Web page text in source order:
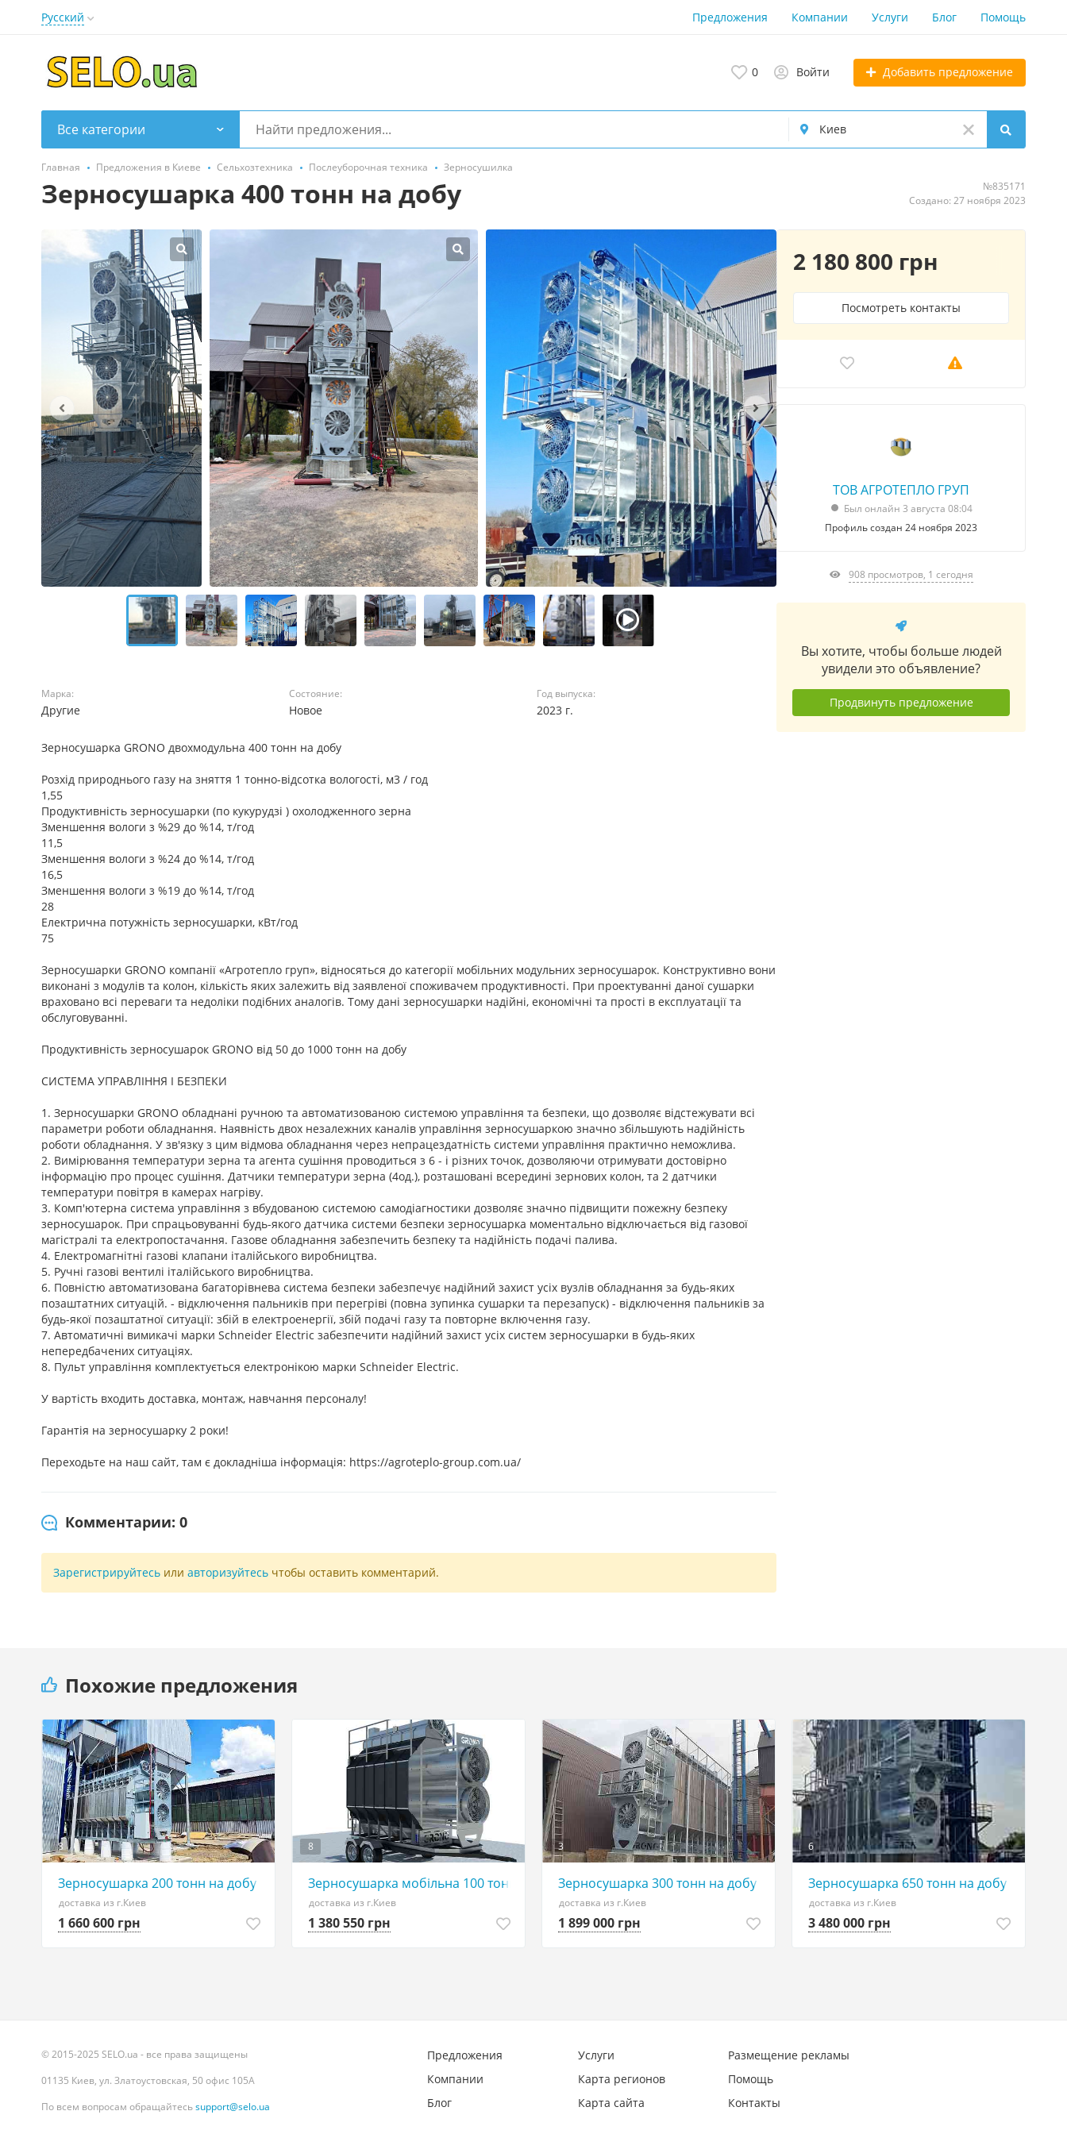
Русский Предложения Компании Услуги Блог Помощь
0 Войти Добавить предложение
Все категории
Главная Предложения в Киеве Сельхозтехника Послеуборочная техника Зерносушилка
Зерносушарка 400 тонн на добу
№835171
Создано: 27 ноября 2023
Марка:
Другие
Состояние:
Новое
Год выпуска:
2023 г.
Зерносушарка GRONO двохмодульна 400 тонн на добу
Розхід природнього газу на зняття 1 тонно-відсотка вологості, м3 / год
1,55
Продуктивність зерносушарки (по кукурудзі ) охолодженного зерна
Зменшення вологи з %29 до %14, т/год
11,5
Зменшення вологи з %24 до %14, т/год
16,5
Зменшення вологи з %19 до %14, т/год
28
Електрична потужність зерносушарки, кВт/год
75
Зерносушарки GRONO компанії «Агротепло груп», відносяться до категорії мобільних модульних зерносушарок. Конструктивно вони
виконані з модулів та колон, кількість яких залежить від заявленої споживачем продуктивності. При проектуванні даної сушарки
враховано всі переваги та недоліки подібних аналогів. Тому дані зерносушарки надійні, економічні та прості в експлуатації та
обслуговуванні.
Продуктивність зерносушарок GRONO від 50 до 1000 тонн на добу
СИСТЕМА УПРАВЛІННЯ І БЕЗПЕКИ
1. Зерносушарки GRONO обладнані ручною та автоматизованою системою управління та безпеки, що дозволяє відстежувати всі
параметри роботи обладнання. Наявність двох незалежних каналів управління зерносушаркою значно збільшують надійність
роботи обладнання. У зв'язку з цим відмова обладнання через непрацездатність системи управління практично неможлива.
2. Вимірювання температури зерна та агента сушіння проводиться з 6 - і різних точок, дозволяючи отримувати достовірно
інформацію про процес сушіння. Датчики температури зерна (4од.), розташовані всередині зернових колон, та 2 датчики
температури повітря в камерах нагріву.
3. Комп'ютерна система управління з вбудованою системою самодіагностики дозволяє значно підвищити пожежну безпеку
зерносушарок. При спрацьовуванні будь-якого датчика системи безпеки зерносушарка моментально відключається від газової
магістралі та електропостачання. Газове обладнання забезпечить безпеку та надійність подачі палива.
4. Електромагнітні газові клапани італійського виробництва.
5. Ручні газові вентилі італійського виробництва.
6. Повністю автоматизована багаторівнева система безпеки забезпечує надійний захист усіх вузлів обладнання за будь-яких
позаштатних ситуацій. - відключення пальників при перегріві (повна зупинка сушарки та перезапуск) - відключення пальників за
будь-якої позаштатної ситуації: збій в електроенергії, збій подачі газу та повторне включення газу.
7. Автоматичні вимикачі марки Schneider Electric забезпечити надійний захист усіх систем зерносушарки в будь-яких
непередбачених ситуаціях.
8. Пульт управління комплектується електронікою марки Schneider Electric.
У вартість входить доставка, монтаж, навчання персоналу!
Гарантія на зерносушарку 2 роки!
Переходьте на наш сайт, там є докладніша інформація: https://agroteplo-group.com.ua/
Комментарии: 0
Зарегистрируйтесь или авторизуйтесь чтобы оставить комментарий.
2 180 800 грн
Посмотреть контакты
ТОВ АГРОТЕПЛО ГРУП
Был онлайн 3 августа 08:04
Профиль создан 24 ноября 2023
908 просмотров, 1 сегодня
Вы хотите, чтобы больше людей
увидели это объявление?
Продвинуть предложение
Похожие предложения
8
Зерносушарка 200 тонн на добу
доставка из г.Киев
1 660 600 грн
8
Зерносушарка мобільна 100 тонн на добу
доставка из г.Киев
1 380 550 грн
3
Зерносушарка 300 тонн на добу півторамодульна
доставка из г.Киев
1 899 000 грн
6
Зерносушарка 650 тонн на добу
доставка из г.Киев
3 480 000 грн
© 2015-2025 SELO.ua - все права защищены
01135 Киев, ул. Златоустовская, 50 офис 105А
По всем вопросам обращайтесьsupport@selo.ua
Предложения
Компании
Блог
Услуги
Карта регионов
Карта сайта
Размещение рекламы
Помощь
Контакты